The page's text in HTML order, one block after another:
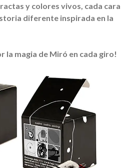
y colores vivos, cada cara
diferente inspirada en la
la magia de Miró en cada giro!